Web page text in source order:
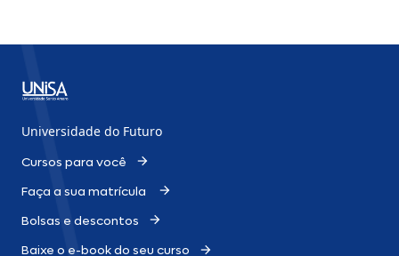
Universidade do Futuro
Cursos para você
Faça a sua matrícula
Bolsas e descontos
Baixe o e-book do seu curso